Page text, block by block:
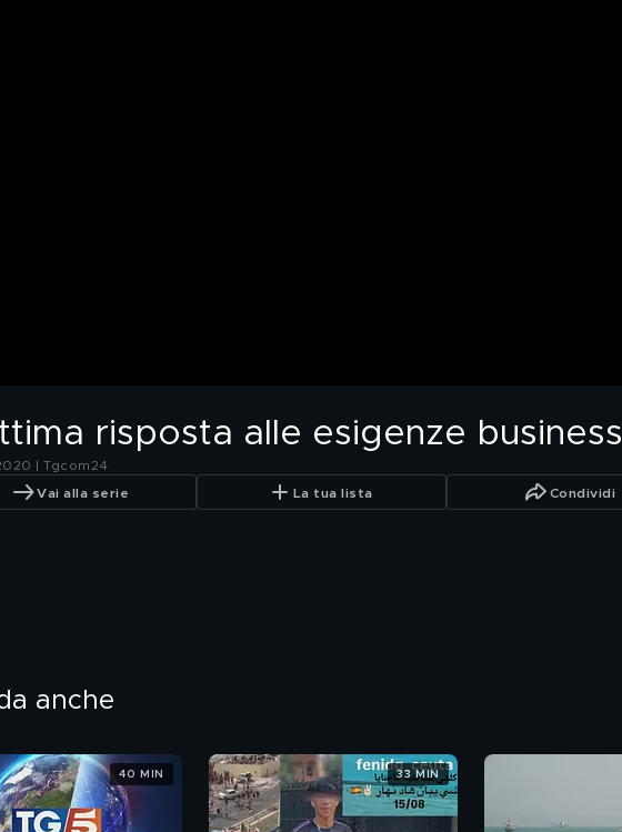
risposta alle esigenze business
| Tgcom24
Vai alla serie La tua lista Condividi
anche
40 MIN 33 MIN